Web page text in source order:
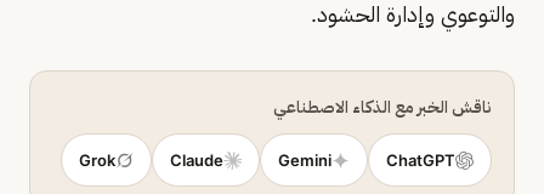
والتوعوي وإدارة الحشود.
ناقش الخبر مع الذكاء الاصطناعي
ChatGPT
Gemini
Claude
Grok